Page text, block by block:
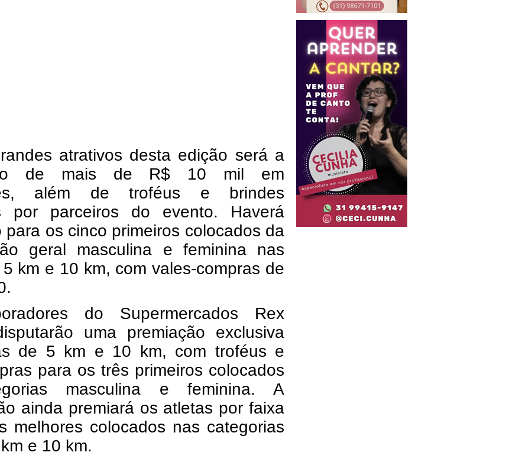
atrativos desta edição será a
de mais de R$ 10 mil em
além de troféus e brindes
por parceiros do evento. Haverá
para os cinco primeiros colocados da
geral masculina e feminina nas
km e 10 km, com vales-compras de
do Supermercados Rex
uma premiação exclusiva
de 5 km e 10 km, com troféus e
para os três primeiros colocados
masculina e feminina. A
ainda premiará os atletas por faixa
melhores colocados nas categorias
e 10 km.